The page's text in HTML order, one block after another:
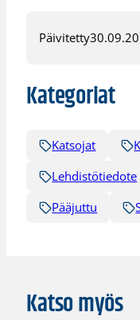
Päivitetty
Kategoriat
Katsojat
Lehdistötiedote
Pääjuttu
Katso myös